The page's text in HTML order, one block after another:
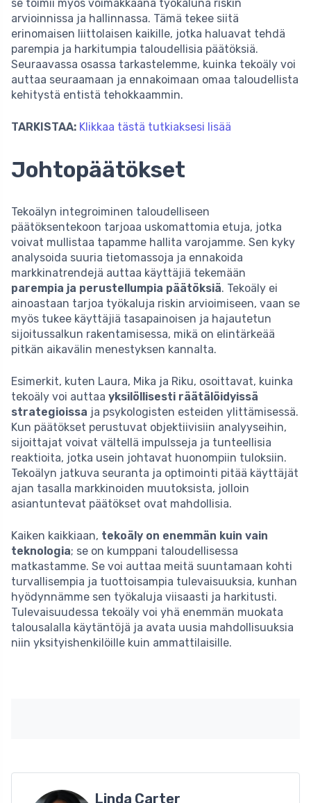
se toimii myös voimakkaana työkaluna riskin
arvioinnissa ja hallinnassa. Tämä tekee siitä
erinomaisen liittolaisen kaikille, jotka haluavat tehdä
parempia ja harkitumpia taloudellisia päätöksiä.
Seuraavassa osassa tarkastelemme, kuinka tekoäly voi
auttaa seuraamaan ja ennakoimaan omaa taloudellista
kehitystä entistä tehokkaammin.
TARKISTAA: Klikkaa tästä tutkiaksesi lisää
Johtopäätökset
Tekoälyn integroiminen taloudelliseen
päätöksentekoon tarjoaa uskomattomia etuja, jotka
voivat mullistaa tapamme hallita varojamme. Sen kyky
analysoida suuria tietomassoja ja ennakoida
markkinatrendejä auttaa käyttäjiä tekemään
parempia ja perustellumpia päätöksiä. Tekoäly ei
ainoastaan tarjoa työkaluja riskin arvioimiseen, vaan se
myös tukee käyttäjiä tasapainoisen ja hajautetun
sijoitussalkun rakentamisessa, mikä on elintärkeää
pitkän aikavälin menestyksen kannalta.
Esimerkit, kuten Laura, Mika ja Riku, osoittavat, kuinka
tekoäly voi auttaa yksilöllisesti räätälöidyissä
strategioissa ja psykologisten esteiden ylittämisessä.
Kun päätökset perustuvat objektiivisiin analyyseihin,
sijoittajat voivat vältellä impulsseja ja tunteellisia
reaktioita, jotka usein johtavat huonompiin tuloksiin.
Tekoälyn jatkuva seuranta ja optimointi pitää käyttäjät
ajan tasalla markkinoiden muutoksista, jolloin
asiantuntevat päätökset ovat mahdollisia.
Kaiken kaikkiaan, tekoäly on enemmän kuin vain
teknologia; se on kumppani taloudellisessa
matkastamme. Se voi auttaa meitä suuntamaan kohti
turvallisempia ja tuottoisampia tulevaisuuksia, kunhan
hyödynnämme sen työkaluja viisaasti ja harkitusti.
Tulevaisuudessa tekoäly voi yhä enemmän muokata
talousalalla käytäntöjä ja avata uusia mahdollisuuksia
niin yksityishenkilöille kuin ammattilaisille.
Linda Carter